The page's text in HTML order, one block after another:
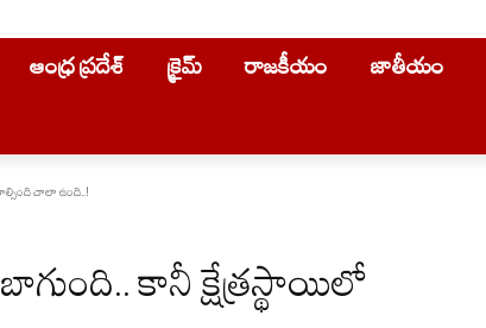
ఆంధ్ర ప్రదేశ్ క్రైమ్ రాజకీయం జాతీయం
చాలా ఉంది..!
కానీ క్షేత్రస్థాయిలో